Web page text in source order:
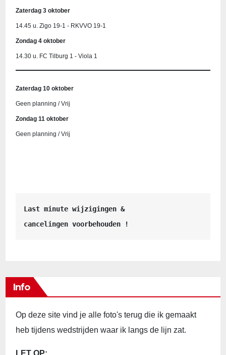
Zaterdag 3 oktober
14.45 u. Zigo 19-1 - RKVVO 19-1
Zondag 4 oktober
14.30 u. FC Tilburg 1 - Viola 1
Zaterdag 10 oktober
Geen planning / Vrij
Zondag 11 oktober
Geen planning / Vrij
Last minute wijzigingen &
cancelingen voorbehouden !
Info
Op deze site vind je alle foto's terug die ik gemaakt
heb tijdens wedstrijden waar ik langs de lijn zat.